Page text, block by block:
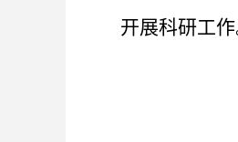
开展科研工作